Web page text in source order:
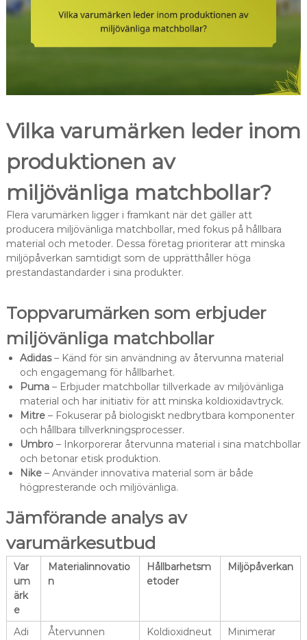
Vilka varumärken leder inom
produktionen av
miljövänliga matchbollar?
Flera varumärken ligger i framkant när det gäller att
producera miljövänliga matchbollar, med fokus på hållbara
material och metoder. Dessa företag prioriterar att minska
miljöpåverkan samtidigt som de upprätthåller höga
prestandastandarder i sina produkter.
Toppvarumärken som erbjuder
miljövänliga matchbollar
Adidas– Känd för sin användning av återvunna material
och engagemang för hållbarhet.
Puma– Erbjuder matchbollar tillverkade av miljövänliga
material och har initiativ för att minska koldioxidavtryck.
Mitre– Fokuserar på biologiskt nedbrytbara komponenter
och hållbara tillverkningsprocesser.
Umbro– Inkorporerar återvunna material i sina matchbollar
och betonar etisk produktion.
Nike– Använder innovativa material som är både
högpresterande och miljövänliga.
Jämförande analys av
varumärkesutbud
Var
um
ärk
e
Materialinnovatio
n
Hållbarhetsm
etoder
Miljöpåverkan
Adi
Återvunnen
Koldioxidneut
Minimerar